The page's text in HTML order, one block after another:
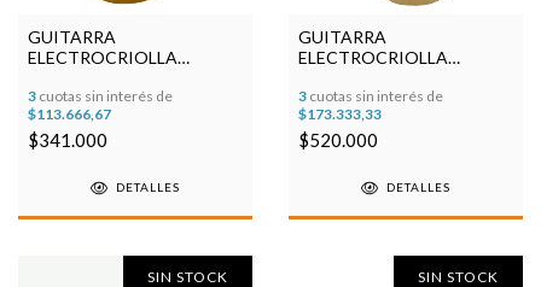
GUITARRA
ELECTROCRIOLLA
3 cuotas sin interés de
$113.666,67
$341.000
DETALLES
GUITARRA
ELECTROCRIOLLA
3 cuotas sin interés de
$173.333,33
$520.000
DETALLES
SIN STOCK SIN STOCK